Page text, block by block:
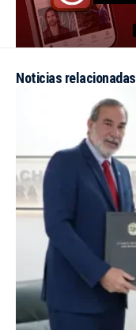
Noticias relacionadas